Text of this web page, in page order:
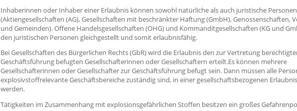
Inhaberinnen oder Inhaber einer Erlaubnis können sowohl natürliche als auch juristische
(Aktiengesellschaften (AG), Gesellschaften mit beschränkter Haftung (GmbH), Genossenschaften,
und Gemeinden).Offene Handelsgesellschaften (OHG) und Kommanditgesellschaften (KG und
den juristischen Personen gleichgestellt und somit erlaubnisfähig.
Bei Gesellschaften des Bürgerlichen Rechts (GbR) wird die Erlaubnis den zur Vertretung
Geschäftsführung befugten Gesellschafterinnen oder Gesellschaftern erteilt.Es können mehrere
Gesellschafterinnen oder Gesellschafter zur Geschäftsführung befugt sein. Dann müssen alle
explosivstoffrelevante Geschäftsbereiche zuständig sind, in einer gesellschaftsbezogenen
werden.
Tätigkeiten im Zusammenhang mit explosionsgefährlichen Stoffen besitzen ein großes